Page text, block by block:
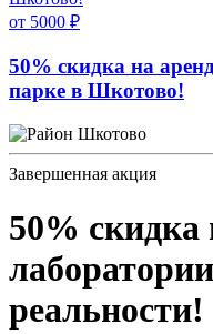
от 5000 ₽
50% скидка на
парке в Шкотово!
Шкотово
Завершенная акция
50% скидка
реальности!